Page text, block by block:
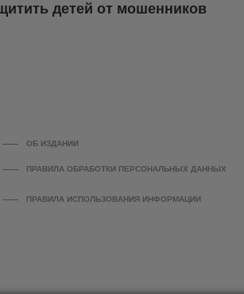
детей от мошенников
ОБ ИЗДАНИИ
ПРАВИЛА ОБРАБОТКИ ПЕРСОНАЛЬНЫХ ДАННЫХ
ПРАВИЛА ИСПОЛЬЗОВАНИЯ ИНФОРМАЦИИ